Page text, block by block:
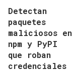
Detectan
paquetes
maliciosos en
npm y PyPI
que roban
credenciales